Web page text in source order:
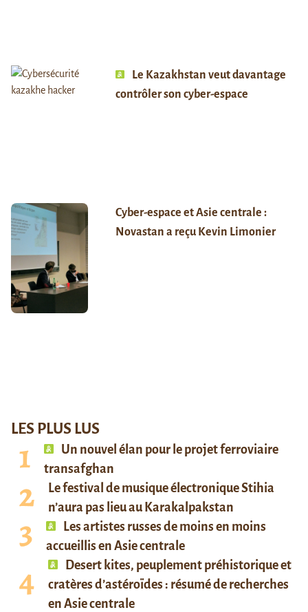
Le Kazakhstan veut davantage
contrôler son cyber-espace
Cyber-espace et Asie centrale :
Novastan a reçu Kevin Limonier
LES PLUS LUS
Un nouvel élan pour le projet ferroviaire
transafghan
Le festival de musique électronique Stihia
n’aura pas lieu au Karakalpakstan
Les artistes russes de moins en moins
accueillis en Asie centrale
Desert kites, peuplement préhistorique et
cratères d’astéroïdes : résumé de recherches
en Asie centrale